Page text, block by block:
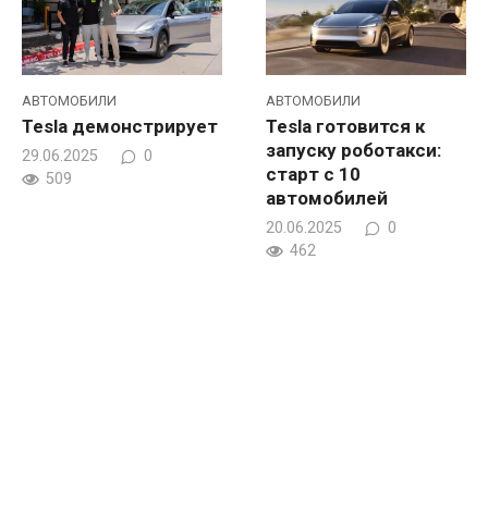
АВТОМОБИЛИ
Tesla демонстрирует
29.06.2025
0
509
АВТОМОБИЛИ
Tesla готовится к
запуску роботакси:
старт с 10
автомобилей
20.06.2025
0
462